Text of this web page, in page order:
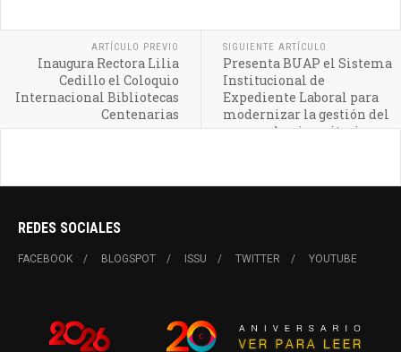
ARTÍCULO PREVIO
Inaugura Rectora Lilia
Cedillo el Coloquio
Internacional Bibliotecas
Centenarias
SIGUIENTE ARTÍCULO
Presenta BUAP el Sistema
Institucional de
Expediente Laboral para
modernizar la gestión del
personal universitario
REDES SOCIALES
FACEBOOK BLOGSPOT ISSU TWITTER YOUTUBE